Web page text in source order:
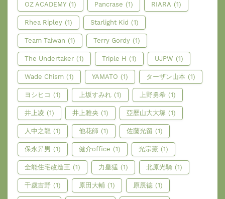
OZ ACADEMY (1) Pancrase (1) RIARA (1)
Rhea Ripley (1) Starlight Kid (1)
Team Taiwan (1) Terry Gordy (1)
The Undertaker (1) Triple H (1) UJPW (1)
Wade Chism (1) YAMATO (1) ターザン山本 (1)
ヨシヒコ (1) 上坂すみれ (1) 上野勇希 (1)
井上凌 (1) 井上雅央 (1) 亞歷山大大塚 (1)
人中之龍 (1) 他花師 (1) 佐藤光留 (1)
保永昇男 (1) 健介office (1) 光宗薫 (1)
全能住宅改造王 (1) 力皇猛 (1) 北原光騎 (1)
千歲吉野 (1) 原田大輔 (1) 原辰德 (1)